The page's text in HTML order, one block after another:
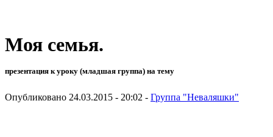
Моя семья.
презентация к уроку (младшая группа) на тему
Опубликовано 24.03.2015 - 20:02 - Группа "Неваляшки"